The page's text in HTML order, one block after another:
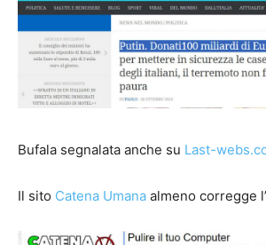
Bufala segnalata anche su Last-
Il sito Catena Umana almeno corregge